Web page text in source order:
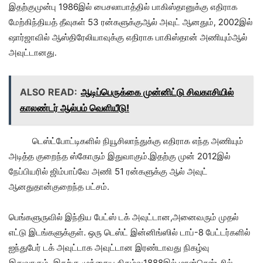
இதற்குமுன்பு 1986இல் பைசலாபாத்தில் பாகிஸ்தானுக்கு எதிராக
மேற்கிந்தியத் தீவுகள் 53 ரன்களுக்குஆல் அவுட் ஆனதும், 2002இல்
ஷார்ஜாவில் ஆஸ்திரேலியாவுக்கு எதிராக பாகிஸ்தான் அணியும்ஆல்
அவுட்டானது.
ALSO READ: ஆடிப்பெருக்கை முன்னிட்டு சிவகாசியில்
காலண்டர் ஆல்பம் வெளியீடு!
டெஸ்ட்போட்டிகளில் நியூசிலாந்துக்கு எதிராக எந்த அணியும்
அடித்த குறைந்த ஸ்கோரும் இதுவாகும்.இதற்கு முன் 2012இல்
நேப்பியரில் ஜிம்பாப்வே அணி 51 ரன்களுக்கு ஆல் அவுட்
ஆனதுதான்குறைந்த பட்சம்.
பெங்களுருவில் இந்திய பேட்ஸ் டக் அவுட்டான,அனைவரும் முதல்
எட்டு இடங்களுக்குள். ஒரு டெஸ்ட் இன்னிங்ஸில் டாப்-8 பேட்டர்களில்
ஐந்துபேர் டக் அவுட்டாக அவுட்டான இரண்டாவது நிகழ்வு